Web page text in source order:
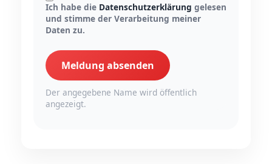
Ich habe die Datenschutzerklärung gelesen
und stimme der Verarbeitung meiner
Daten zu.
Meldung absenden
Der angegebene Name wird öffentlich
angezeigt.